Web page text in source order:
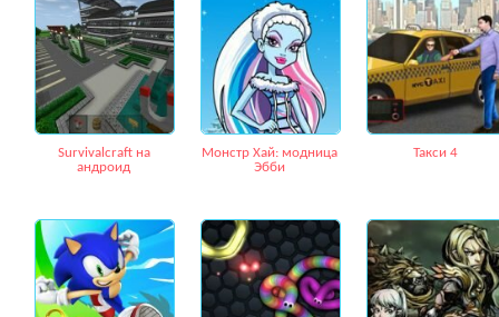
Survivalcraft на
андроид
Монстр Хай: модница
Эбби
Такси 4